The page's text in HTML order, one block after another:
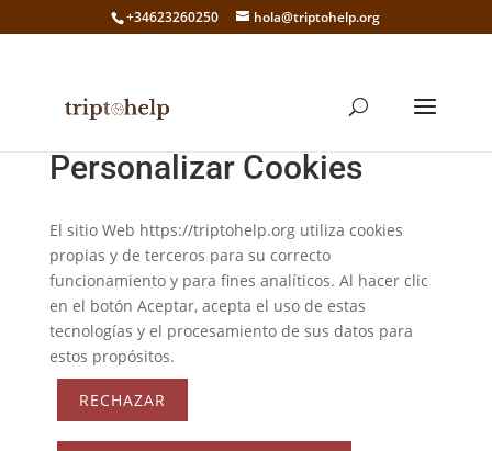
+34623260250 hola@triptohelp.org
Personalizar Cookies
El sitio Web https://triptohelp.org utiliza cookies
propias y de terceros para su correcto
funcionamiento y para fines analíticos. Al hacer clic
en el botón Aceptar, acepta el uso de estas
tecnologías y el procesamiento de sus datos para
estos propósitos.
RECHAZAR